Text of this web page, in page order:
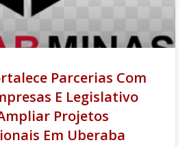
Parcerias Com
E Legislativo
Projetos
Em Uberaba